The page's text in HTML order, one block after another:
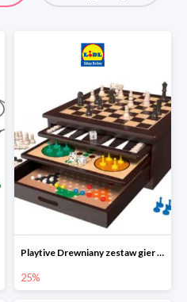
Playtive Drewniany zestaw gier 10 w 1
25%